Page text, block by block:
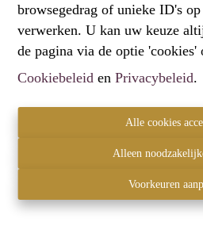
browsegedrag of unieke ID's
verwerken. U kan uw keuze
de pagina via de optie
Cookiebeleid enPrivacybeleid.
Alle cookies
Alleen
Voorkeuren
Hartemberg
2820
+32 472 61